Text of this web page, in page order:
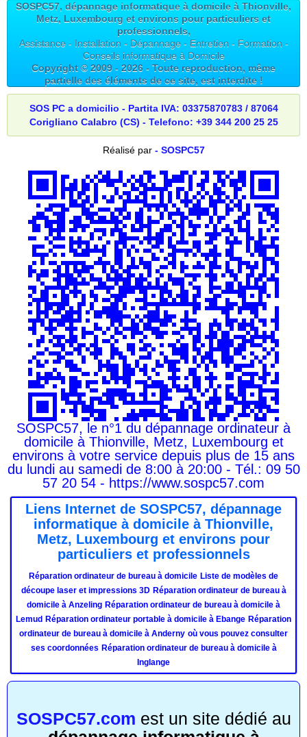
SOSPC57, dépannage informatique à domicile à Thionville,
Metz, Luxembourg et environs pour particuliers et
professionnels,
Assistance - Installation - Dépannage - Entretien - Formation -
Conseils informatique à Domicile
Copyright © 2009 - 2026 - Toute reproduction, même
partielle des éléments de ce site, est interdite !
SOS PC a domicilio - Partita IVA: 03375870783 / 87064
Corigliano Calabro (CS) - Telefono: +39 344 200 25 25
Réalisé par - SOSPC57
SOSPC57, le n°1 du dépannage ordinateur à
domicile à Thionville, Metz, Luxembourg et
environs à votre service depuis plus de 15 ans
du lundi au samedi de 8:00 à 20:00 - Tél.: 09 50
57 20 54 - https://www.sospc57.com
Liens Internet de SOSPC57, dépannage
informatique à domicile à Thionville,
Metz, Luxembourg et environs pour
particuliers et professionnels
Réparation ordinateur de bureau à domicile Liste de modèles de
découpe laser et impressions 3D Réparation ordinateur de bureau à
domicile à Anzeling Réparation ordinateur de bureau à domicile à
Lemud Réparation ordinateur portable à domicile à Ebange Réparation
ordinateur de bureau à domicile à Anderny où vous pouvez consulter
ses coordonnées Réparation ordinateur de bureau à domicile à
Inglange
SOSPC57.com est un site dédié au